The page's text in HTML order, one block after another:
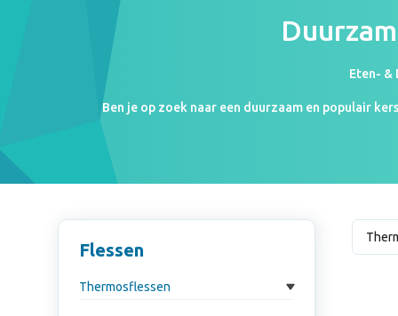
Eten- &
Ben je op zoek naar een duurzaam en populair
gebruiken! Of je nou een boswandeling maakt of
gerecycled of ecologisch materiaal laat
Flessen
Thermosflessen